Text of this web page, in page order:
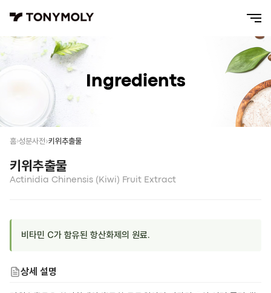
Ingredients
홈 성분사전 키위추출물
키위추출물
Actinidia Chinensis (Kiwi) Fruit Extract
비타민 C가 함유된 항산화제의 원료.
상세 설명